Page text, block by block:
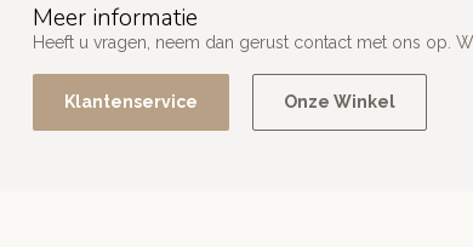
Meer informatie
Heeft u vragen, neem dan gerust contact met ons op.
Klantenservice Onze Winkel